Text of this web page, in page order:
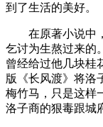
到了生活的美好。
在原著小说中
乞讨为生熬过来的
曾经给过他几块桂
版《长风渡》将洛
梅竹马，只是这样
洛子商的狠毒跟城